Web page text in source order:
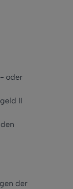
oder
II
der